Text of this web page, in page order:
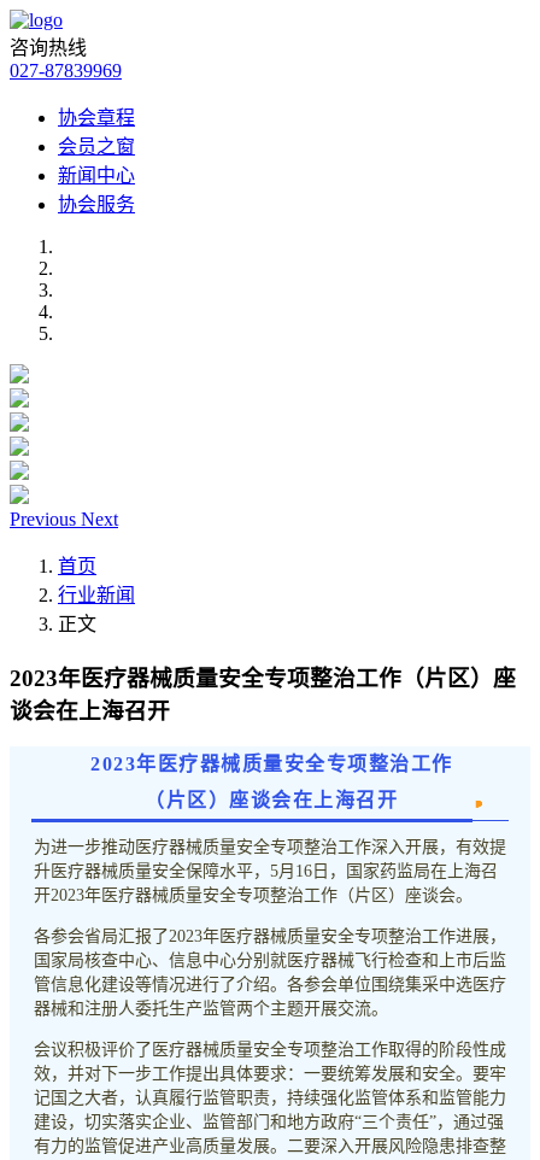
咨询热线
027-87839969
协会章程
会员之窗
新闻中心
协会服务
Previous Next
首页
行业新闻
正文
2023年医疗器械质量安全专项整治工作（片区）座
谈会在上海召开
2023年医疗器械质量安全专项整治工作
（片区）座谈会在上海召开
为进一步推动医疗器械质量安全专项整治工作深入开展，有效提
升医疗器械质量安全保障水平，5月16日，国家药监局在上海召
开2023年医疗器械质量安全专项整治工作（片区）座谈会。
各参会省局汇报了2023年医疗器械质量安全专项整治工作进展，
国家局核查中心、信息中心分别就医疗器械飞行检查和上市后监
管信息化建设等情况进行了介绍。各参会单位围绕集采中选医疗
器械和注册人委托生产监管两个主题开展交流。
会议积极评价了医疗器械质量安全专项整治工作取得的阶段性成
效，并对下一步工作提出具体要求：一要统筹发展和安全。要牢
记国之大者，认真履行监管职责，持续强化监管体系和监管能力
建设，切实落实企业、监管部门和地方政府“三个责任”，通过强
有力的监管促进产业高质量发展。二要深入开展风险隐患排查整